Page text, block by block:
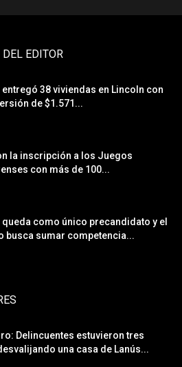
DEL EDITOR
38 viviendas en Lincoln con
de $1.571...
la inscripción a los Juegos
con más de 100...
como único precandidato y el
busca sumar competencia...
Delincuentes estuvieron tres
una casa de Lanús...